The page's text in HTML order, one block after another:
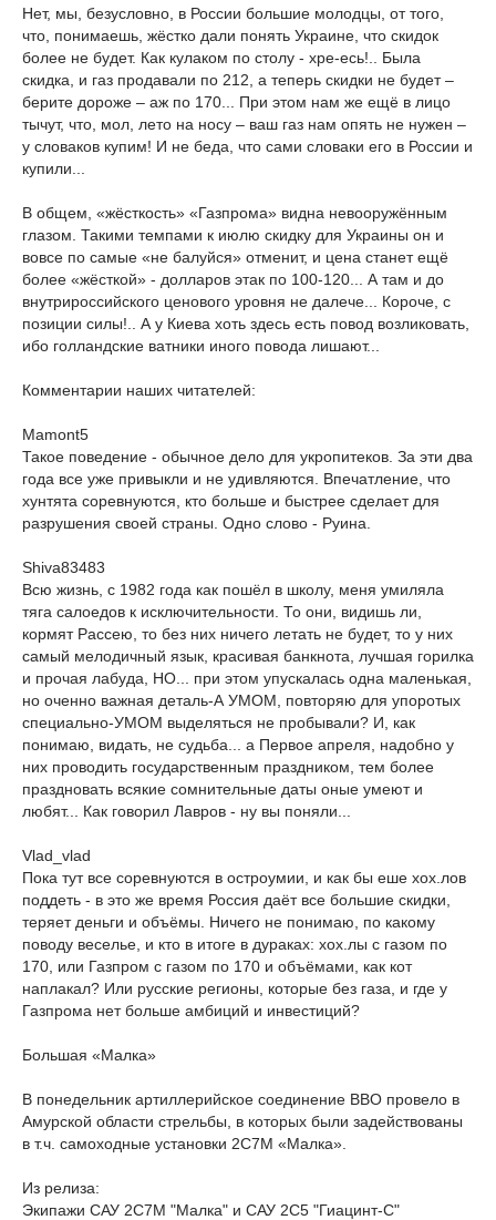
Нет, мы, безусловно, в России большие молодцы, от того,
что, понимаешь, жёстко дали понять Украине, что скидок
более не будет. Как кулаком по столу - хре-есь!.. Была
скидка, и газ продавали по 212, а теперь скидки не будет –
берите дороже – аж по 170... При этом нам же ещё в лицо
тычут, что, мол, лето на носу – ваш газ нам опять не нужен –
у словаков купим! И не беда, что сами словаки его в России и
купили...
В общем, «жёсткость» «Газпрома» видна невооружённым
глазом. Такими темпами к июлю скидку для Украины он и
вовсе по самые «не балуйся» отменит, и цена станет ещё
более «жёсткой» - долларов этак по 100-120... А там и до
внутрироссийского ценового уровня не далече... Короче, с
позиции силы!.. А у Киева хоть здесь есть повод возликовать,
ибо голландские ватники иного повода лишают...
Комментарии наших читателей:
Mamont5
Такое поведение - обычное дело для укропитеков. За эти два
года все уже привыкли и не удивляются. Впечатление, что
хунтята соревнуются, кто больше и быстрее сделает для
разрушения своей страны. Одно слово - Руина.
Shiva83483
Всю жизнь, с 1982 года как пошёл в школу, меня умиляла
тяга салоедов к исключительности. То они, видишь ли,
кормят Рассею, то без них ничего летать не будет, то у них
самый мелодичный язык, красивая банкнота, лучшая горилка
и прочая лабуда, НО... при этом упускалась одна маленькая,
но оченно важная деталь-А УМОМ, повторяю для упоротых
специально-УМОМ выделяться не пробывали? И, как
понимаю, видать, не судьба... а Первое апреля, надобно у
них проводить государственным праздником, тем более
праздновать всякие сомнительные даты оные умеют и
любят... Как говорил Лавров - ну вы поняли...
Vlad_vlad
Пока тут все соревнуются в остроумии, и как бы еше хох.лов
поддеть - в это же время Россия даёт все большие скидки,
теряет деньги и объёмы. Ничего не понимаю, по какому
поводу веселье, и кто в итоге в дураках: хох.лы с газом по
170, или Газпром с газом по 170 и объёмами, как кот
наплакал? Или русские регионы, которые без газа, и где у
Газпрома нет больше амбиций и инвестиций?
Большая «Малка»
В понедельник артиллерийское соединение ВВО провело в
Амурской области стрельбы, в которых были задействованы
в т.ч. самоходные установки 2С7М «Малка».
Из релиза:
Экипажи САУ 2С7М "Малка" и САУ 2С5 "Гиацинт-С"